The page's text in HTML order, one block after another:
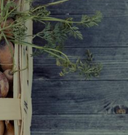
im Zimmer